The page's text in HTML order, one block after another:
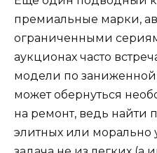
премиальные марки,
ограниченными
аукционах часто
модели по заниженной
может обернуться
на ремонт, ведь найти
элитных или